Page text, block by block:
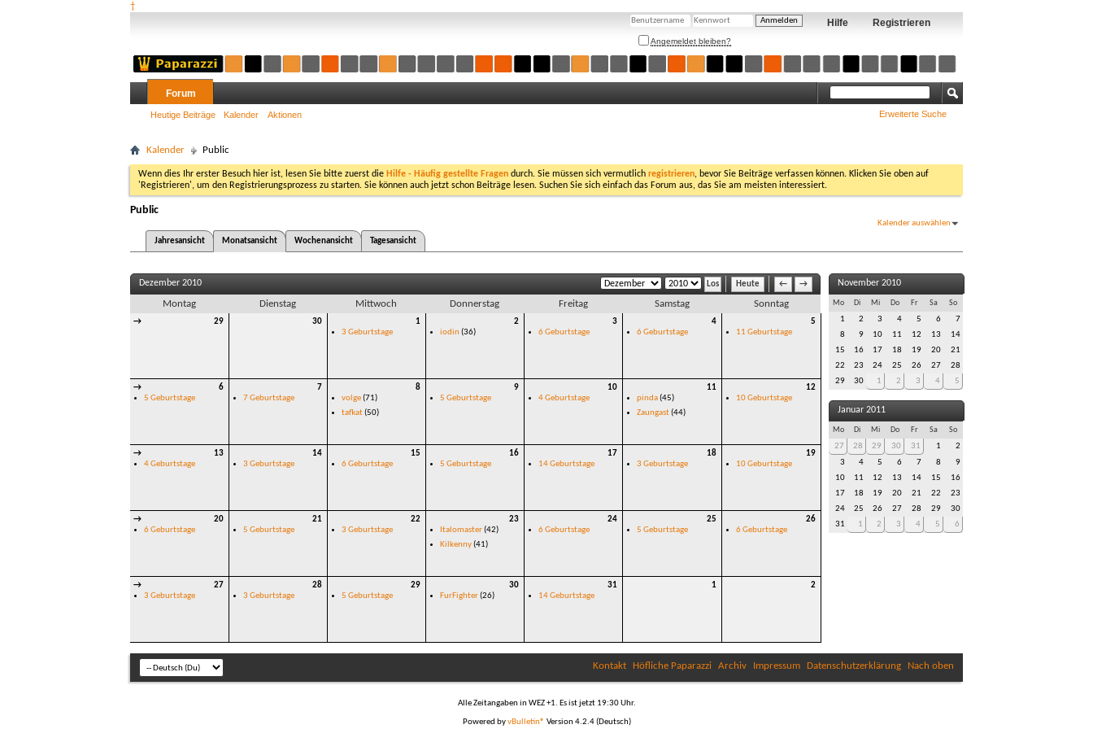
†
Registrieren
Hilfe
Angemeldet bleiben?
Forum
Heutige Beiträge Kalender Aktionen Erweiterte Suche
Kalender Public
Wenn dies Ihr erster Besuch hier ist, lesen Sie bitte zuerst die Hilfe - Häufig gestellte Fragen durch. Sie müssen sich vermutlich registrieren, bevor Sie Beiträge verfassen können. Klicken Sie oben auf
'Registrieren', um den Registrierungsprozess zu starten. Sie können auch jetzt schon Beiträge lesen. Suchen Sie sich einfach das Forum aus, das Sie am meisten interessiert.
Public
Kalender auswählen
Jahresansicht
Monatsansicht Wochenansicht Tagesansicht
Heute ← →
Dezember 2010
Montag Dienstag Mittwoch Donnerstag Freitag Samstag Sonntag
→ 29 30
1
3 Geburtstage
2
iodin(36)
3
6 Geburtstage
4
6 Geburtstage
5
11 Geburtstage
→
6
5 Geburtstage
7
7 Geburtstage
8
volge(71)
tafkat(50)
9
5 Geburtstage
10
4 Geburtstage
11
pinda(45)
Zaungast(44)
12
10 Geburtstage
→
13
4 Geburtstage
14
3 Geburtstage
15
6 Geburtstage
16
5 Geburtstage
17
14 Geburtstage
18
3 Geburtstage
19
10 Geburtstage
→
20
6 Geburtstage
21
5 Geburtstage
22
3 Geburtstage
23
Italomaster(42)
Kilkenny(41)
24
6 Geburtstage
25
5 Geburtstage
26
6 Geburtstage
→
27
3 Geburtstage
28
3 Geburtstage
29
5 Geburtstage
30
FurFighter(26)
31
14 Geburtstage
1 2
November 2010
Mo Di Mi Do Fr Sa So
1 2 3 4 5 6
7
8
9 10 11 12 13
14
15
16 17 18 19 20
21
22
23 24 25 26 27
28
29
30 1 2 3 4 5
Januar 2011
Mo Di Mi Do Fr Sa So
27 28 29 30 31 1
2
3
4 5 6 7 8
9
10
11 12 13 14 15
16
17
18 19 20 21 22
23
24
25 26 27 28 29
30
31
1 2 3 4 5 6
Kontakt Höfliche Paparazzi Archiv Impressum Datenschutzerklärung Nach oben
Alle Zeitangaben in WEZ +1. Es ist jetzt 19:30Uhr.
Powered byvBulletin® Version 4.2.4 (Deutsch)